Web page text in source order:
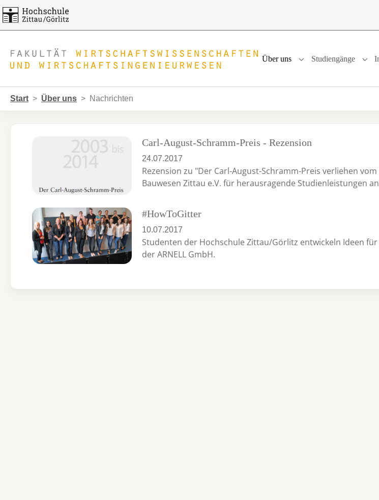
Über uns
Submenu for "Über
Studiengänge
Sie sind hier:
Start Über uns Nachrichten
Carl-August-Schramm-Preis - Rezension
24.07.2017
Rezension zu "Der Carl-August-Schramm-Preis verliehen
Bauwesen Zittau e.V. für herausragende Studienleistungen
#HowToGitter
10.07.2017
Studenten der Hochschule Zittau/Görlitz entwickeln Ideen
der ARNELL GmbH.